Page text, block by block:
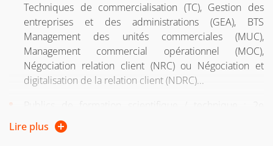
devalidation des acquis personnels et professionnels
(VAPP)
Pour plus d'informations, consultez la page web de la
Direction de la formation continue et de l’apprentissage
Admission définitive sous réserve de l'obtention d'un
Techniques de commercialisation (TC), Gestion des
entreprises et des administrations (GEA), BTS
Management des unités commerciales (MUC),
Management commercial opérationnel (MOC),
Négociation relation client (NRC) ou Négociation et
digitalisation de la relation client (NDRC)...
année de licence Sciences de la vie, Chime, DUT/BUT
Génie biologique, BTS diététicienne, cosmétique
Lire plus